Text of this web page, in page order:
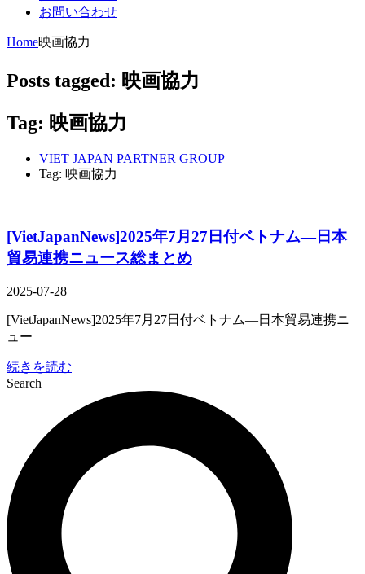
お問い合わせ
Home映画協力
Posts tagged: 映画協力
Tag: 映画協力
VIET JAPAN PARTNER GROUP
Tag: 映画協力
[VietJapanNews]2025年7月27日付ベトナム―日本
貿易連携ニュース総まとめ
2025-07-28
[VietJapanNews]2025年7月27日付ベトナム―日本貿易連携ニ
ュー
続きを読む
Search